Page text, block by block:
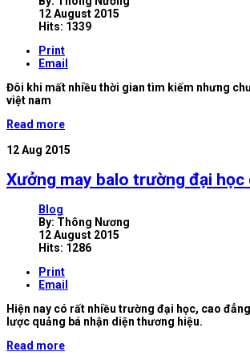
12 August 2015
Hits: 1339
Print
Email
Đôi khi mất nhiều thời gian tìm kiếm nhưng
việt nam
Read more
12Aug 2015
Xưởng may balo trường đại học
Blog
By: Thông Nương
12 August 2015
Hits: 1286
Print
Email
Hiện nay có rất nhiều trường đại học, cao
lược quảng bá nhận diện thương hiệu.
Read more